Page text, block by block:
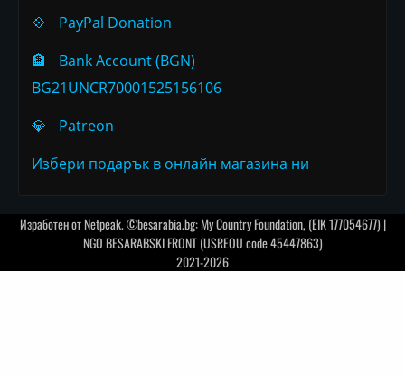
💠
PayPal Donation
🏦
Bank Account (BGN)
BG21UNCR70001525156106
💎
Patreon
Избери подарък в онлайн магазина ни
Изработен отNetpeak. ©besarabia.bg: My Country Foundation, (EIK 177054677) |
NGO BESARABSKI FRONT (USREOU code 45447863)
2021-2026